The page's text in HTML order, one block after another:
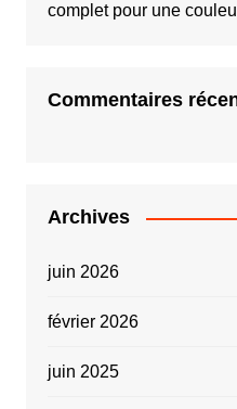
complet pour une
Commentaires
Archives
juin 2026
février 2026
juin 2025